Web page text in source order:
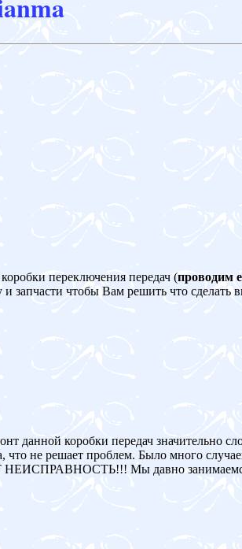
переключения передач (проводим
запчасти чтобы Вам решить что сделать
данной коробки передач значительно
не решает проблем. Было много
Мы давно